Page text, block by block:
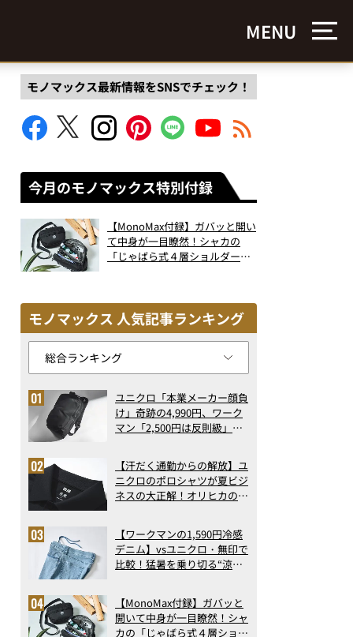
MENU
モノマックス最新情報をSNSでチェック！
今月のモノマックス特別付録
【MonoMax付録】ガバッと開い
て中身が一目瞭然！シャカの
「じゃばら式４層ショルダーバ
モノマックス 人気記事ランキング
ユニクロ「本業メーカー顔負
け」奇跡の4,990円、ワーク
マン「2,500円は反則級」凄
ト3】（2026年6月版）
【汗だく通勤からの解放】ユ
ニクロのポロシャツが夏ビジ
ネスの大正解！オリヒカの透
アの実力
【ワークマンの1,590円冷感
デニム】vsユニクロ・無印で
比較！猛暑を乗り切る“涼感
で決定版
【MonoMax付録】ガバッと
開いて中身が一目瞭然！シャ
カの「じゃばら式４層ショル